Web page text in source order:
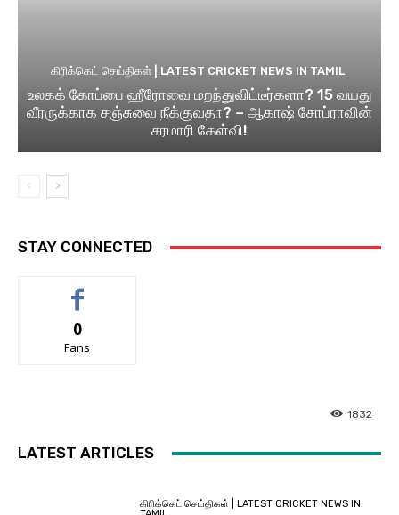
கிரிக்கெட் செய்திகள் | LATEST CRICKET NEWS IN TAMIL
உலகக் கோப்பை ஹீரோவை மறந்துவிட்டீர்களா? 15 வயது
வீரருக்காக சஞ்சுவை நீக்குவதா? – ஆகாஷ் சோப்ராவின்
சரமாரி கேள்வி!
STAY CONNECTED
0
Fans
1832
LATEST ARTICLES
கிரிக்கெட் செய்திகள் | LATEST CRICKET NEWS IN